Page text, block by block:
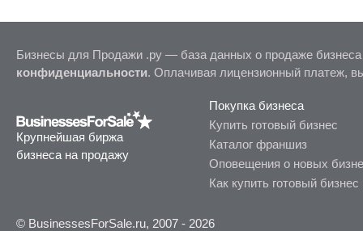
Бизнесы для Продажи .ру — база данных о продаже
конфиденциальности. Оплачивая лицензионный платеж,
Крупнейшая биржа
бизнеса на продажу
Покупка бизнеса
Купить готовый бизнес
Каталог франшиз
Оповещения о новых
Как купить готовый бизнес
© BusinessesForSale.ru, 2007 - 2026